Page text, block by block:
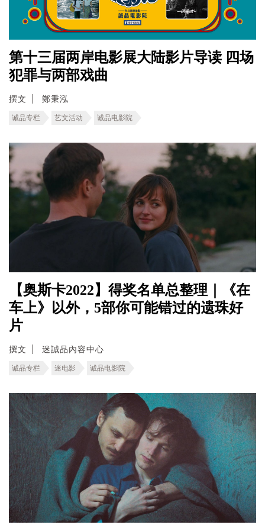
第十三届两岸电影展大陆影片导读 四场
犯罪与两部戏曲
撰文 鄭秉泓
诚品专栏 艺文活动 诚品电影院
【奥斯卡2022】得奖名单总整理｜《在
车上》以外，5部你可能错过的遗珠好
片
撰文 迷誠品內容中心
诚品专栏 迷电影 诚品电影院